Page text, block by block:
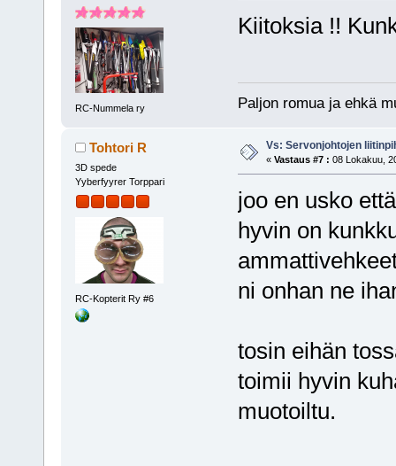
RC-Nummela ry
Kiitoksia !!
Paljon romua ja ehkä
Tohtori R
3D spede
Yyberfyyrer Torppari
RC-Kopterit Ry #6
Vs: Servonjohtojen
« Vastaus #7 : 08 Lokakuu,
joo en usko
hyvin on
ni onhan ne
tosin eihän
toimii hyvin
muotoiltu.